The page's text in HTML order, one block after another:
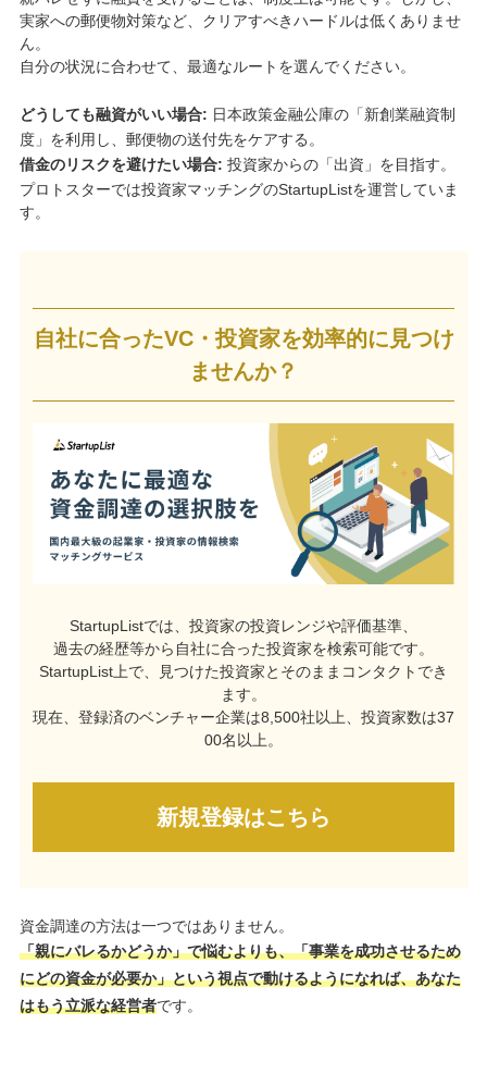
実家への郵便物対策など、クリアすべきハードルは低くありませ
ん。
自分の状況に合わせて、最適なルートを選んでください。
どうしても融資がいい場合: 日本政策金融公庫の「新創業融資制
度」を利用し、郵便物の送付先をケアする。
借金のリスクを避けたい場合: 投資家からの「出資」を目指す。
プロトスターでは投資家マッチングのStartupListを運営していま
す。
自社に合ったVC・投資家を効率的に見つけ
ませんか？
StartupListでは、投資家の投資レンジや評価基準、
過去の経歴等から自社に合った投資家を検索可能です。
StartupList上で、見つけた投資家とそのままコンタクトでき
ます。
現在、登録済のベンチャー企業は8,500社以上、投資家数は37
00名以上。
新規登録はこちら
資金調達の方法は一つではありません。
「親にバレるかどうか」で悩むよりも、「事業を成功させるため
にどの資金が必要か」という視点で動けるようになれば、あなた
はもう立派な経営者です。